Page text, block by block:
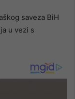
saveza BiH
u vezi s